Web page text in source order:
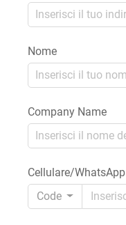
Nome
Company Name
Cellulare/WhatsApp
Code